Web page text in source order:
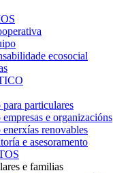
ecosocial
para particulares
empresas e organizacións
enerxías renovables
e asesoramento
e familias